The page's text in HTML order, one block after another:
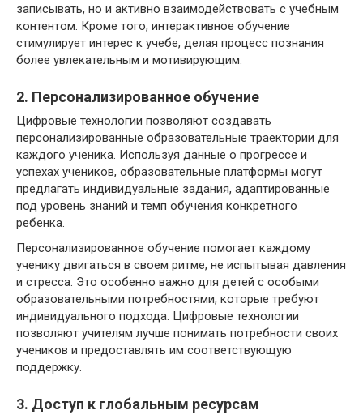
записывать, но и активно взаимодействовать с учебным
контентом. Кроме того, интерактивное обучение
стимулирует интерес к учебе, делая процесс познания
более увлекательным и мотивирующим.
2. Персонализированное обучение
Цифровые технологии позволяют создавать
персонализированные образовательные траектории для
каждого ученика. Используя данные о прогрессе и
успехах учеников, образовательные платформы могут
предлагать индивидуальные задания, адаптированные
под уровень знаний и темп обучения конкретного
ребенка.
Персонализированное обучение помогает каждому
ученику двигаться в своем ритме, не испытывая давления
и стресса. Это особенно важно для детей с особыми
образовательными потребностями, которые требуют
индивидуального подхода. Цифровые технологии
позволяют учителям лучше понимать потребности своих
учеников и предоставлять им соответствующую
поддержку.
3. Доступ к глобальным ресурсам